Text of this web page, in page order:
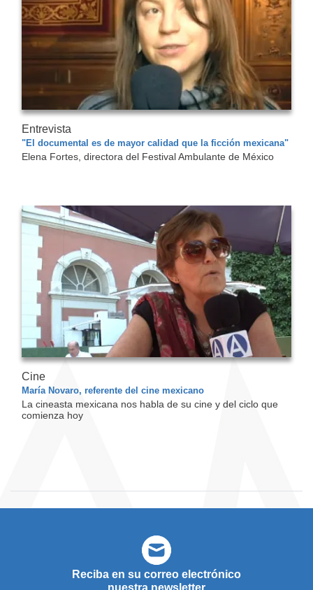
Entrevista
"El documental es de mayor calidad que la ficción mexicana"
Elena Fortes, directora del Festival Ambulante de México
Cine
María Novaro, referente del cine mexicano
La cineasta mexicana nos habla de su cine y del ciclo que
comienza hoy
Reciba en su correo electrónico
nuestra newsletter